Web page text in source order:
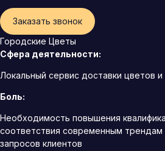
Заказать звонок
Городские Цветы
Сфера деятельности:
Локальный сервис доставки цветов
Боль:
Необходимость повышения
соответствия современным трендам
запросов клиентов